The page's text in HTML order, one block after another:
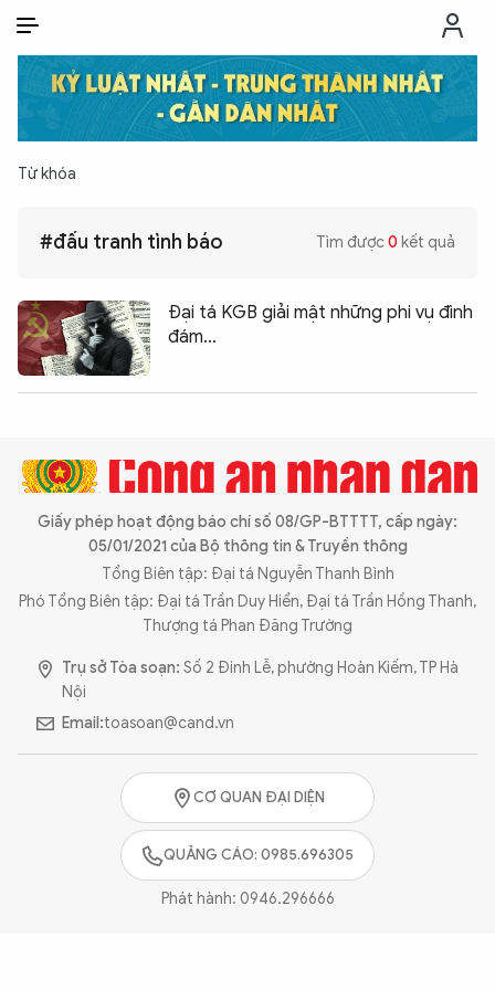
VI
EN
CHỐNG DIỄN BIẾN HÒA BÌNH
CÔNG AN TRONG LÒNG DÂN
XÃ HỘI
QUỐC TẾ
VĂN HÓA - THỂ THAO
BẠN ĐỌC & CAND
ĐA PHƯƠNG TIỆN
Ảnh
Infographic
An ninh thế giớiVăn nghệ Công an
Từ khóa
#đấu tranh tình báo Tìm được0 kết quả
Đại tá KGB giải mật những phi vụ đình
đám…
Giấy phép hoạt động báo chí số 08/GP-BTTTT, cấp ngày:
05/01/2021 của Bộ thông tin & Truyền thông
Tổng Biên tập: Đại tá Nguyễn Thanh Bình
Phó Tổng Biên tập: Đại tá Trần Duy Hiển, Đại tá Trần Hồng Thanh,
Thượng tá Phan Đăng Trường
Trụ sở Tòa soạn: Số 2 Đinh Lễ, phường Hoàn Kiếm, TP Hà
Nội
Email:toasoan@cand.vn
CƠ QUAN ĐẠI DIỆN
QUẢNG CÁO: 0985.696305
Phát hành: 0946.296666